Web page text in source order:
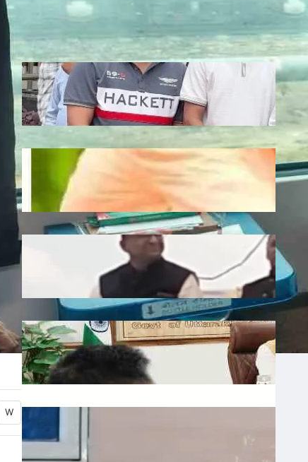
W
Recent
Jagannath: एटी पैलेस में भगवान जगन्नाथ की
स्थापना, डिप्टी सीएम अरुण साव ने रथ यात्रा को
दिखाई हरी झंडी
July 10, 2026.Ronit Sharma
Plantation: यूपी में 12 जुलाई को लगेंगे 35
करोड़ पौधे, CM योगी करेंगे अभियान की शुरुआत
July 10, 2026 Ronit Sharma
Liquor: छत्तीसगढ़ में बीजेपी विधायक शकुंतला
पोर्ते का शराबबंदी पर बड़ा बयान, वीडियो वायरल
July 10, 2026
Water: उत्तराखंड में भूजल संरक्षण पर जोर, मुख्य
सचिव ने दिए सख्त निर्देश
Ronit Sharma
July 9, 2026